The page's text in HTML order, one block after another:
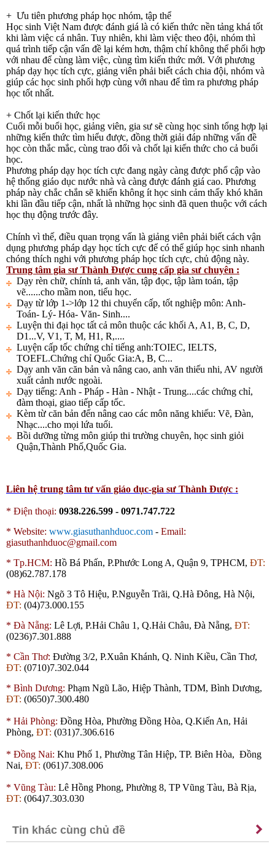
+ Ưu tiên phương pháp học nhóm, tập thể
Học sinh Việt Nam được đánh giá là có kiến thức nền tảng khá tốt
khi làm việc cá nhân. Tuy nhiên, khi làm việc theo đội, nhóm thì
quá trình tiếp cận vấn đề lại kém hơn, thậm chí không thể phối hợp
với nhau để cùng làm việc, cùng tìm kiến thức mới. Với phương
pháp dạy học tích cực, giảng viên phải biết cách chia đội, nhóm và
giúp các học sinh phối hợp cùng với nhau để tìm ra phương pháp
học tốt nhất.
+ Chốt lại kiến thức học
Cuối mỗi buổi học, giảng viên, gia sư sẽ cùng học sinh tổng hợp lại
những kiến thức tìm hiểu được, đồng thời giải đáp những vấn đề
học còn thắc mắc, cùng trao đổi và chốt lại kiến thức cho cả buổi
học.
Phương pháp dạy học tích cực đang ngày càng được phổ cập vào
hệ thống giáo dục nước nhà và càng được đánh giá cao. Phương
pháp này chắc chắn sẽ khiến không ít học sinh cảm thấy khó khăn
khi lần đầu tiếp cận, nhất là những học sinh đã quen thuộc với cách
học thụ động trước đây.
Chính vì thế, điều quan trọng vấn là giảng viên phải biết cách vận
dụng phương pháp dạy học tích cực để có thể giúp học sinh nhanh
chóng thích nghi với phương pháp học tích cực, chủ động này.
Trung tâm gia sư Thành Được cung cấp gia sư chuyên :
Dạy rèn chữ, chính tả, anh văn, tập đọc, tập làm toán, tập
vẽ......cho mầm non, tiểu học.
Dạy từ lớp 1->lớp 12 thi chuyển cấp, tốt nghiệp môn: Anh-
Toán- Lý- Hóa- Văn- Sinh....
Luyện thi đại học tất cả môn thuộc các khối A, A1, B, C, D,
D1...V, V1, T, M, H1, R,....
Luyện cấp tốc chứng chỉ tiếng anh:TOIEC, IELTS,
TOEFL.Chứng chỉ Quốc Gia:A, B, C...
Dạy anh văn căn bản và nâng cao, anh văn thiếu nhi, AV người
xuất cảnh nước ngoài.
Dạy tiếng: Anh - Pháp - Hàn - Nhật - Trung....các chứng chỉ,
đàm thoại, giao tiếp cấp tốc.
Kèm từ căn bản đến nâng cao các môn năng khiếu: Vẽ, Đàn,
Nhạc....cho mọi lứa tuổi.
Bồi dưỡng từng môn giúp thi trường chuyên, học sinh giỏi
Quận,Thành Phố,Quốc Gia.
Liên hệ trung tâm tư vấn giáo dục-gia sư Thành Được :
* Điện thoại: 0938.226.599 - 0971.747.722
* Website: www.giasuthanhduoc.com - Email:
giasuthanhduoc@gmail.com
* Tp.HCM: Hồ Bá Phấn, P.Phước Long A, Quận 9, TPHCM, ĐT:
(08)62.787.178
* Hà Nội: Ngõ 3 Tô Hiệu, P.Nguyễn Trãi, Q.Hà Đông, Hà Nội,
ĐT: (04)73.000.155
* Đà Nẵng: Lê Lợi, P.Hải Châu 1, Q.Hải Châu, Đà Nẵng, ĐT:
(0236)7.301.888
* Cần Thơ: Đường 3/2, P.Xuân Khánh, Q. Ninh Kiều, Cần Thơ,
ĐT: (0710)7.302.044
* Bình Dương: Phạm Ngũ Lão, Hiệp Thành, TDM, Bình Dương,
ĐT: (0650)7.300.480
* Hải Phòng: Đồng Hòa, Phường Đồng Hòa, Q.Kiến An, Hải
Phòng, ĐT: (031)7.306.616
* Đồng Nai: Khu Phố 1, Phường Tân Hiệp, TP. Biên Hòa, Đồng
Nai, ĐT: (061)7.308.006
* Vũng Tàu: Lê Hồng Phong, Phường 8, TP Vũng Tàu, Bà Rịa,
ĐT: (064)7.303.030
Tin khác cùng chủ đề